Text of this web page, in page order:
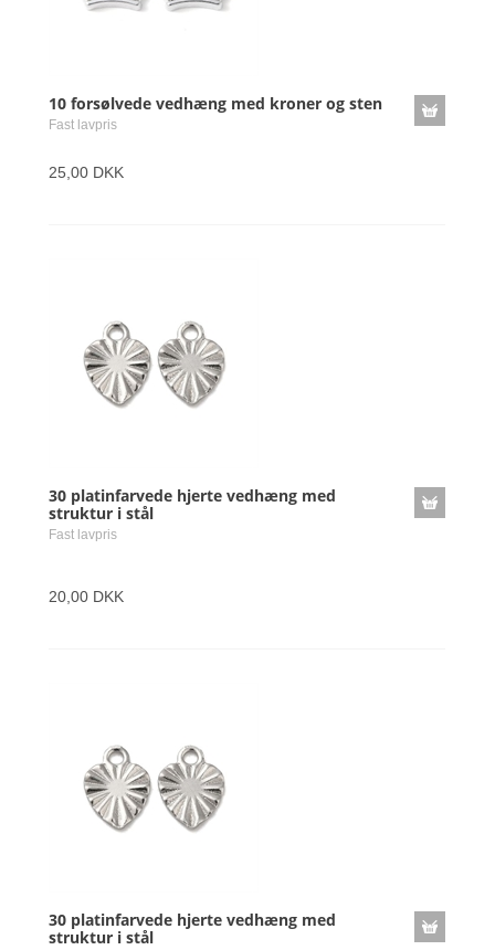
10 forsølvede vedhæng med kroner og sten
Fast lavpris
25,00 DKK
30 platinfarvede hjerte vedhæng med
struktur i stål
Fast lavpris
20,00 DKK
30 platinfarvede hjerte vedhæng med
struktur i stål